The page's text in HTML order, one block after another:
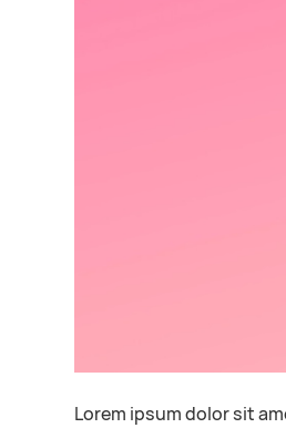
Lorem ipsum dolor sit